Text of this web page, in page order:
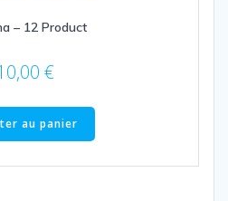
– 12 Product
€
au panier